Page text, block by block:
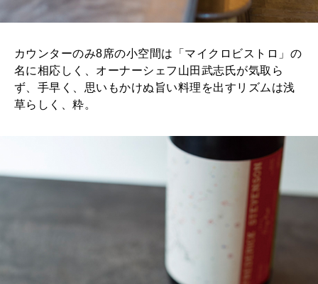
カウンターのみ8席の小空間は「マイクロビストロ」の
名に相応しく、オーナーシェフ山田武志氏が気取ら
ず、手早く、思いもかけぬ旨い料理を出すリズムは浅
草らしく、粋。